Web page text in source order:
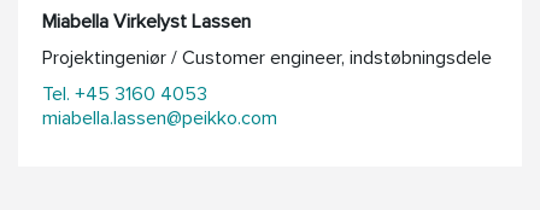
Miabella Virkelyst Lassen
Projektingeniør / Customer engineer, indstøbningsdele
Tel. +45 3160 4053
miabella.lassen@peikko.com